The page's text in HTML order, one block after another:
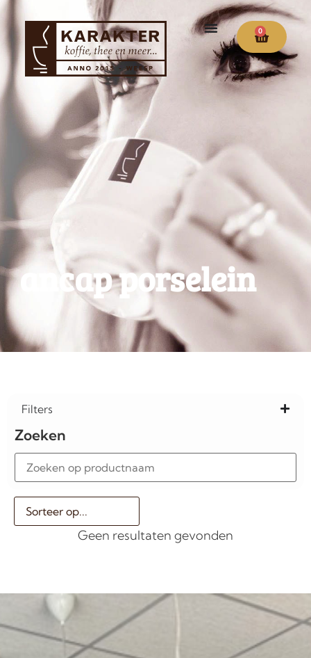
0
ancap porselein
Filters
Zoeken
Geen resultaten gevonden